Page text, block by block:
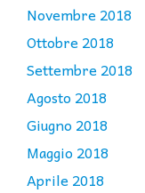
Novembre 2018
Ottobre 2018
Settembre 2018
Agosto 2018
Giugno 2018
Maggio 2018
Aprile 2018